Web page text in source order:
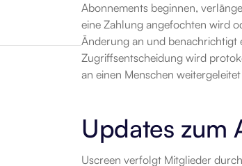
Abonnements beginnen,
eine Zahlung angefochten wird
Änderung an und benachrichtigt
Zugriffsentscheidung wird
an einen Menschen
Updates zum
Uscreen verfolgt Mitglieder